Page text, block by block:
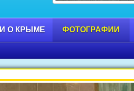
О КРЫМЕ ФОТОГРАФИИ